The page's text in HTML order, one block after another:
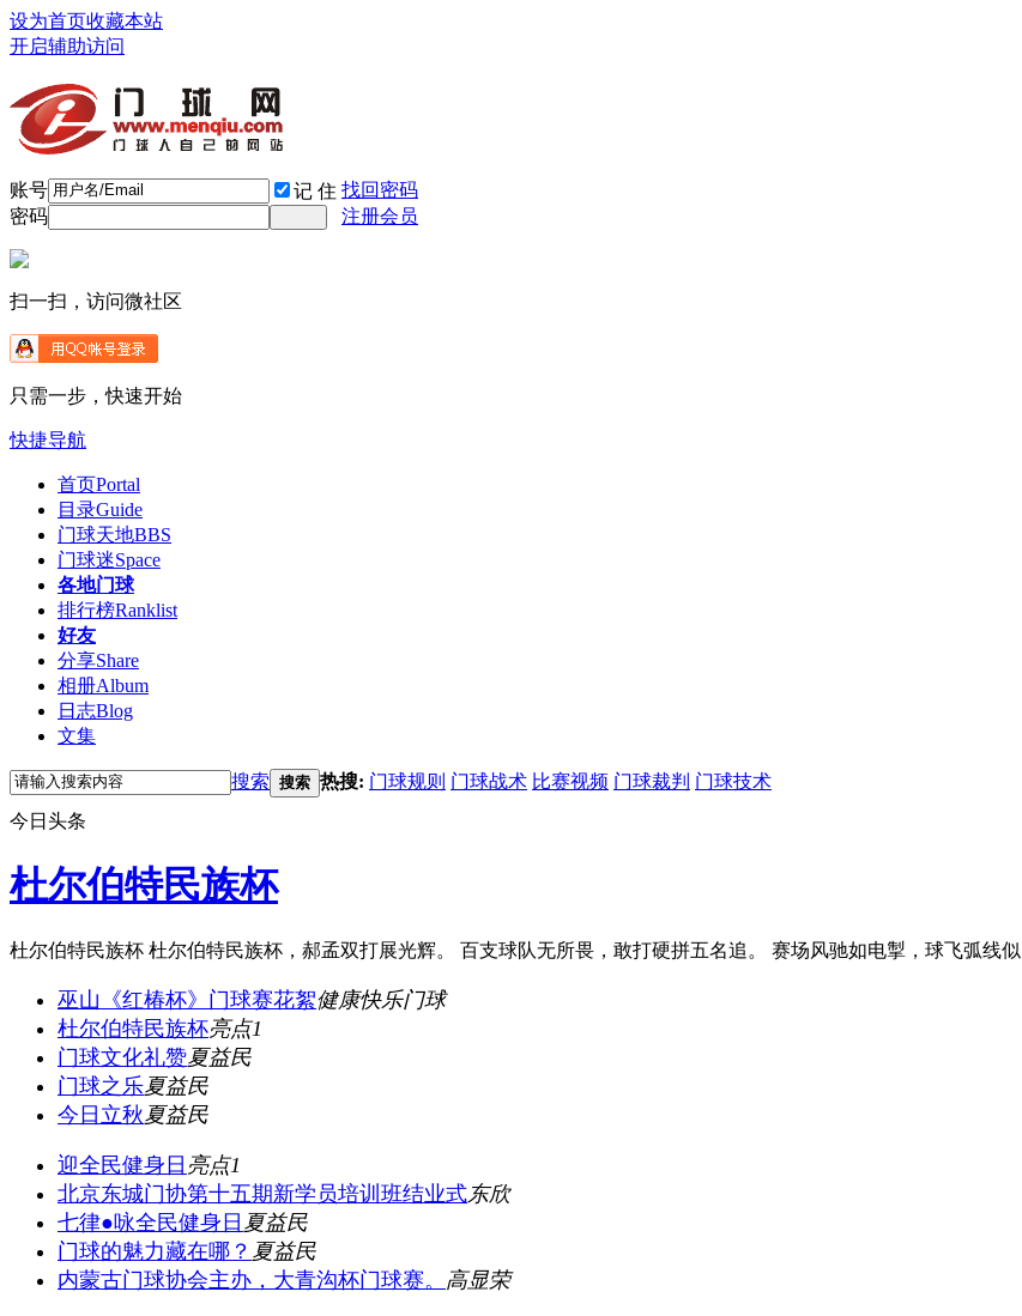
设为首页收藏本站
开启辅助访问
账号 记 住 找回密码
密码
注册会员
扫一扫，访问微社区
只需一步，快速开始
快捷导航
首页Portal
目录Guide
门球天地BBS
门球迷Space
各地门球
排行榜Ranklist
好友
分享Share
相册Album
日志Blog
文集
搜索 搜索 热搜: 门球规则 门球战术 比赛视频 门球裁判 门球技术
今日头条
杜尔伯特民族杯
杜尔伯特民族杯 杜尔伯特民族杯，郝孟双打展光辉。 百支球队无所畏，敢打硬拼五名追。 赛场风驰如电掣，球飞弧线似
巫山《红椿杯》门球赛花絮健康快乐门球
杜尔伯特民族杯亮点1
门球文化礼赞夏益民
门球之乐夏益民
今日立秋夏益民
迎全民健身日 亮点1
北京东城门协第十五期新学员培训班结业式东欣
七律●咏全民健身日 夏益民
门球的魅力藏在哪？ 夏益民
内蒙古门球协会主办，大青沟杯门球赛。 高显荣